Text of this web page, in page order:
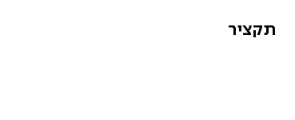
תקציר